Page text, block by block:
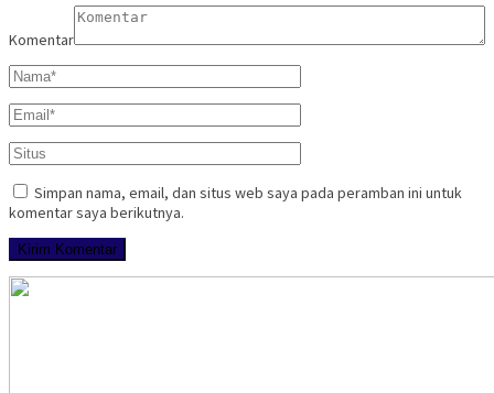
Komentar
Simpan nama, email, dan situs web saya pada peramban ini untuk
komentar saya berikutnya.